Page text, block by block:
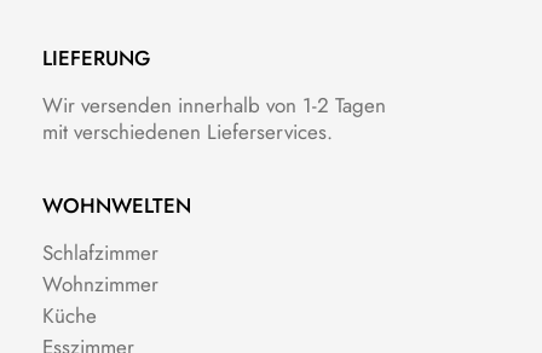
LIEFERUNG
Wir versenden innerhalb von 1-2 Tagen
mit verschiedenen Lieferservices.
WOHNWELTEN
Schlafzimmer
Wohnzimmer
Küche
Esszimmer